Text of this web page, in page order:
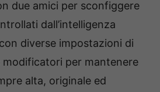
due amici per sconfiggere
dall’intelligenza
diverse impostazioni di
per mantenere
alta, originale ed